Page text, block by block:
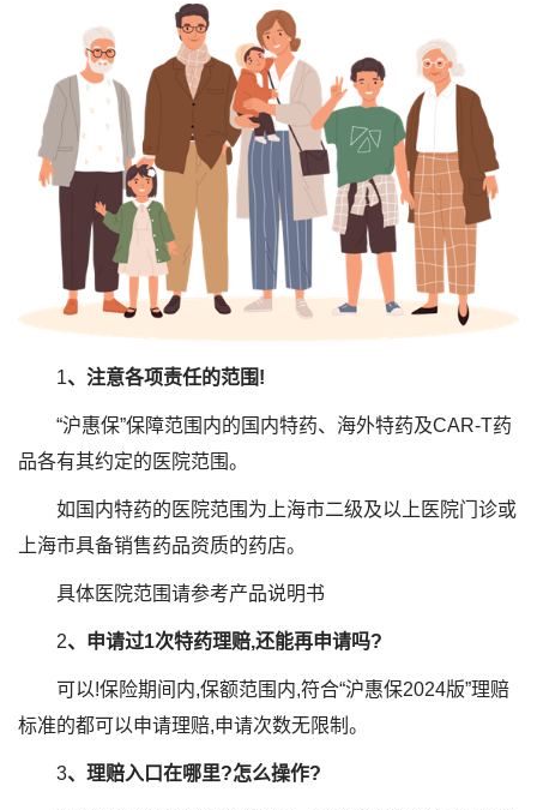
1、注意各项责任的范围!
“沪惠保”保障范围内的国内特药、海外特药及CAR-T药
品各有其约定的医院范围。
如国内特药的医院范围为上海市二级及以上医院门诊或
上海市具备销售药品资质的药店。
具体医院范围请参考产品说明书
2、申请过1次特药理赔,还能再申请吗?
可以!保险期间内,保额范围内,符合“沪惠保2024版”理赔
标准的都可以申请理赔,申请次数无限制。
3、理赔入口在哪里?怎么操作?